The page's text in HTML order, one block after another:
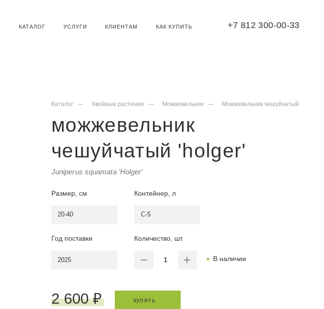
КАТАЛОГ УСЛУГИ КЛИЕНТАМ КАК КУПИТЬ +7 812 300-00-33
Каталог Хвойные растения Можжевельник Можжевельник чешуйчатый
можжевельник
чешуйчатый 'holger'
Juniperus squamata 'Holger'
Размер, см
20-40
Контейнер, л
C-5
Год поставки
2025
Количество, шт.
В наличии
2 600 ₽ купить